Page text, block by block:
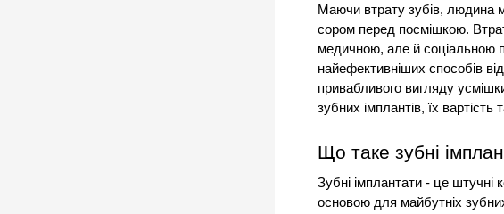
Маючи втрату зубів, людина
сором перед посмішкою.
медичною, але й соціальною
найефективніших способів
привабливого вигляду
зубних імплантів, їх вартість
Що таке зубні
Зубні імплантати - це штучні
основою для майбутніх